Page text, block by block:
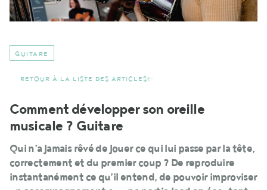
GUITARE
RETOUR À LA LISTE DES ARTICLES
Comment développer son oreille
musicale ? Guitare
Qui n’a jamais rêvé de jouer ce qui lui passe par la tête,
correctement et du premier coup ? De reproduire
instantanément ce qu’il entend, de pouvoir improviser